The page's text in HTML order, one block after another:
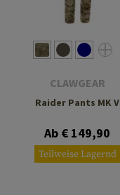
CLAWGEAR
Raider Pants MK V
Ab € 149,90
Teilweise Lagernd